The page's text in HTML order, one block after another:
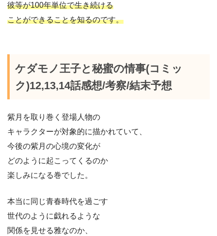
彼等が100年単位で生き続ける
ことができることを知るのです。
ケダモノ王子と秘蜜の情事(コミッ
ク)12,13,14話感想/考察/結末予想
紫月を取り巻く登場人物の
キャラクターが対象的に描かれていて、
今後の紫月の心境の変化が
どのように起こってくるのか
楽しみになる巻でした。
本当に同じ青春時代を過ごす
世代のように戯れるような
関係を見せる雅なのか、